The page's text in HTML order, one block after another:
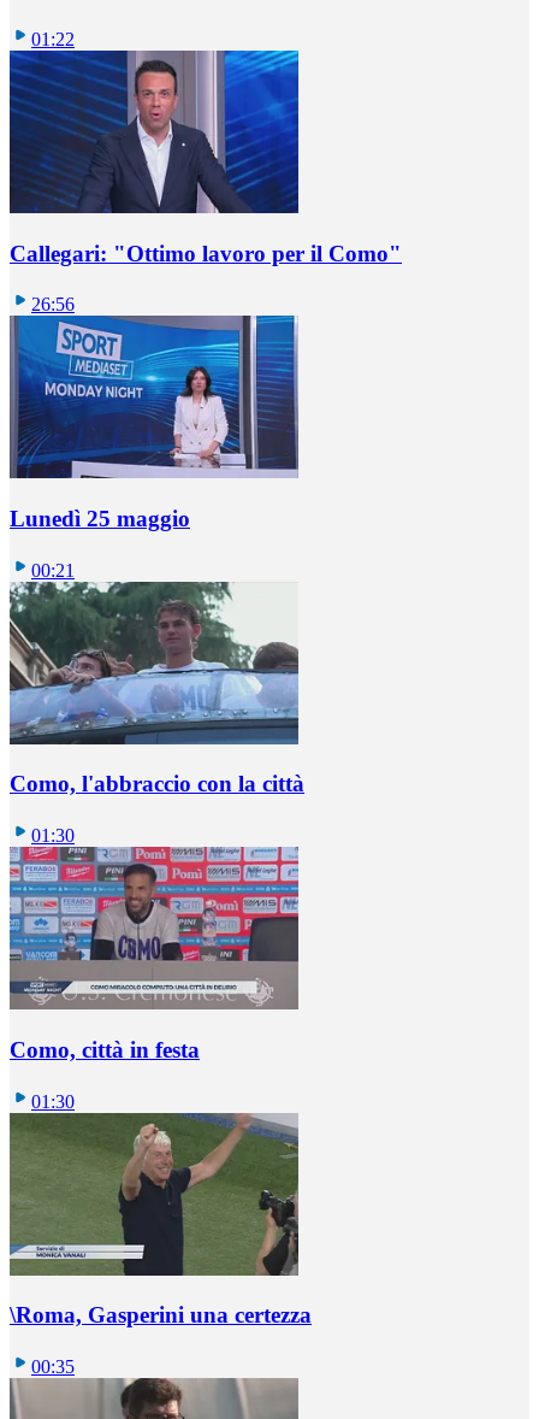
01:22
Callegari: "Ottimo lavoro per il Como"
26:56
Lunedì 25 maggio
00:21
Como, l'abbraccio con la città
01:30
Como, città in festa
01:30
\Roma, Gasperini una certezza
00:35